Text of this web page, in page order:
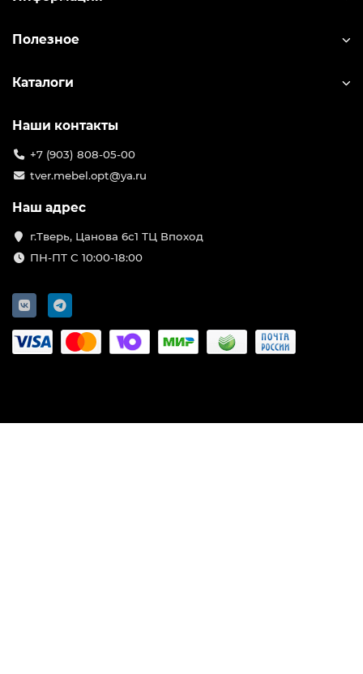
Полезное
Каталоги
Наши контакты
+7 (903) 808-05-00
tver.mebel.opt@ya.ru
Наш адрес
г.Тверь, Цанова 6с1 ТЦ Впоход
ПН-ПТ С 10:00-18:00